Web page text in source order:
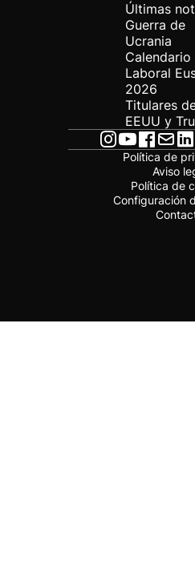
Últimas
Guerra de
Ucrania
Calendario
Laboral
2026
Titulares
EEUU y
Política de
Aviso
Política de
Configuración